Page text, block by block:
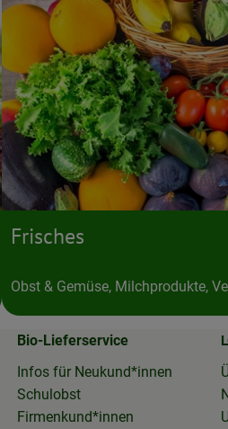
Frisches
Obst & Gemüse, Milchprodukte,
Bio-Lieferservice
Infos für Neukund*innen
Schulobst
Firmenkund*innen